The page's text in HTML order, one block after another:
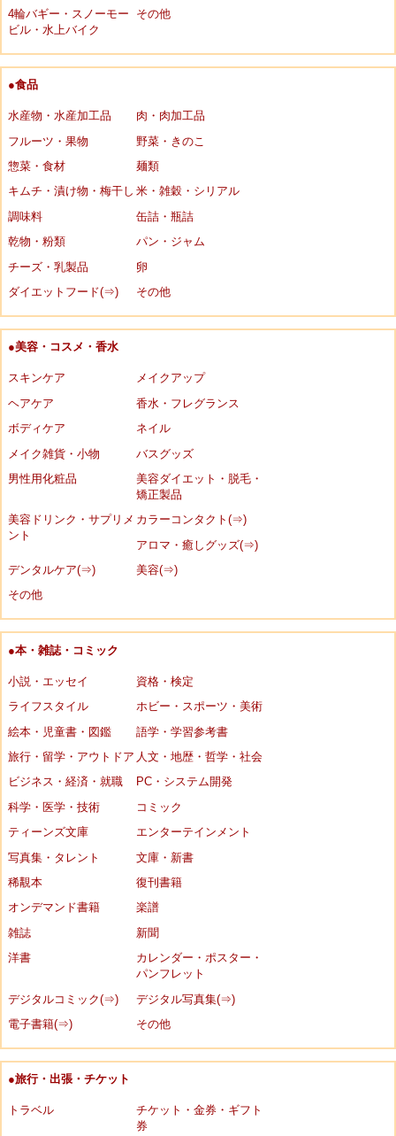
4輪バギー・スノーモー
ビル・水上バイク
その他
●食品
水産物・水産加工品
肉・肉加工品
フルーツ・果物
野菜・きのこ
惣菜・食材
麺類
キムチ・漬け物・梅干し 米・雑穀・シリアル
調味料
缶詰・瓶詰
乾物・粉類
パン・ジャム
チーズ・乳製品
卵
ダイエットフード(⇒)
その他
●美容・コスメ・香水
スキンケア
メイクアップ
ヘアケア
香水・フレグランス
ボディケア
ネイル
メイク雑貨・小物
バスグッズ
男性用化粧品
美容ダイエット・脱毛・
矯正製品
美容ドリンク・サプリメ
ント
カラーコンタクト(⇒)
アロマ・癒しグッズ(⇒)
デンタルケア(⇒)
美容(⇒)
その他
●本・雑誌・コミック
小説・エッセイ
資格・検定
ライフスタイル
ホビー・スポーツ・美術
絵本・児童書・図鑑
語学・学習参考書
旅行・留学・アウトドア 人文・地歴・哲学・社会
ビジネス・経済・就職
PC・システム開発
科学・医学・技術
コミック
ティーンズ文庫
エンターテインメント
写真集・タレント
文庫・新書
稀覯本
復刊書籍
オンデマンド書籍
楽譜
雑誌
新聞
洋書
カレンダー・ポスター・
パンフレット
デジタルコミック(⇒)
デジタル写真集(⇒)
電子書籍(⇒)
その他
●旅行・出張・チケット
トラベル
チケット・金券・ギフト
券